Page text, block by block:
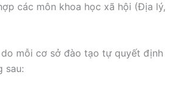
các môn khoa học xã hội (Địa lý,
mỗi cơ sở đào tạo tự quyết định
sau: